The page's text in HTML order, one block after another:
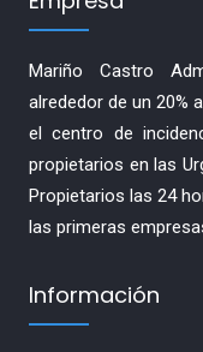
Mariño Castro
alrededor de un 20%
el centro de
propietarios en las
Propietarios las 24
las primeras
Información